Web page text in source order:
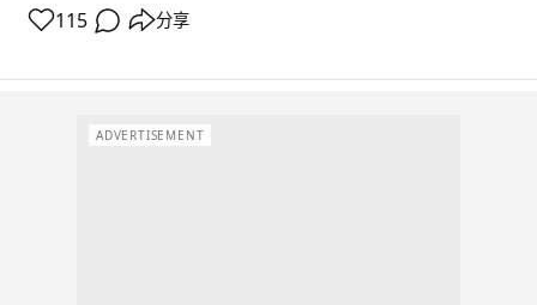
115 分享
ADVERTISEMENT